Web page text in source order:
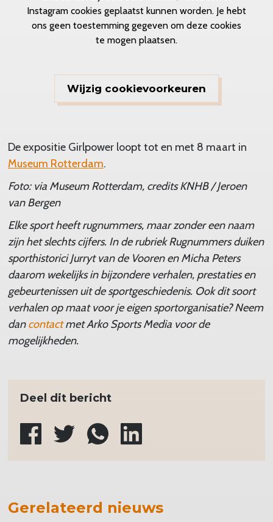
Instagram cookies geplaatst kunnen worden. Je hebt
ons geen toestemming gegeven om deze cookies
te mogen plaatsen.
Wijzig cookievoorkeuren
De expositie Girlpower loopt tot en met 8 maart in
Museum Rotterdam.
Foto: via Museum Rotterdam, credits KNHB / Jeroen
van Bergen
Elke sport heeft rugnummers, maar zonder een naam
zijn het slechts cijfers. In de rubriek Rugnummers duiken
sporthistorici Jurryt van de Vooren en Micha Peters
daarom wekelijks in bijzondere verhalen, prestaties en
gebeurtenissen uit de sportgeschiedenis. Ook dit soort
verhalen op maat voor je eigen sportorganisatie? Neem
dancontactmet Arko Sports Media voor de
mogelijkheden.
Deel dit bericht
Gerelateerd nieuws